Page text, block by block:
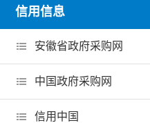
信用信息
安徽省政府采购网
中国政府采购网
信用中国